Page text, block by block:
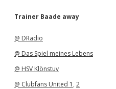
h
Trainer Baade away
@ DRadio
@ Das Spiel meines Lebens
@ HSV Klönstuv
@ Clubfans United 1 , 2